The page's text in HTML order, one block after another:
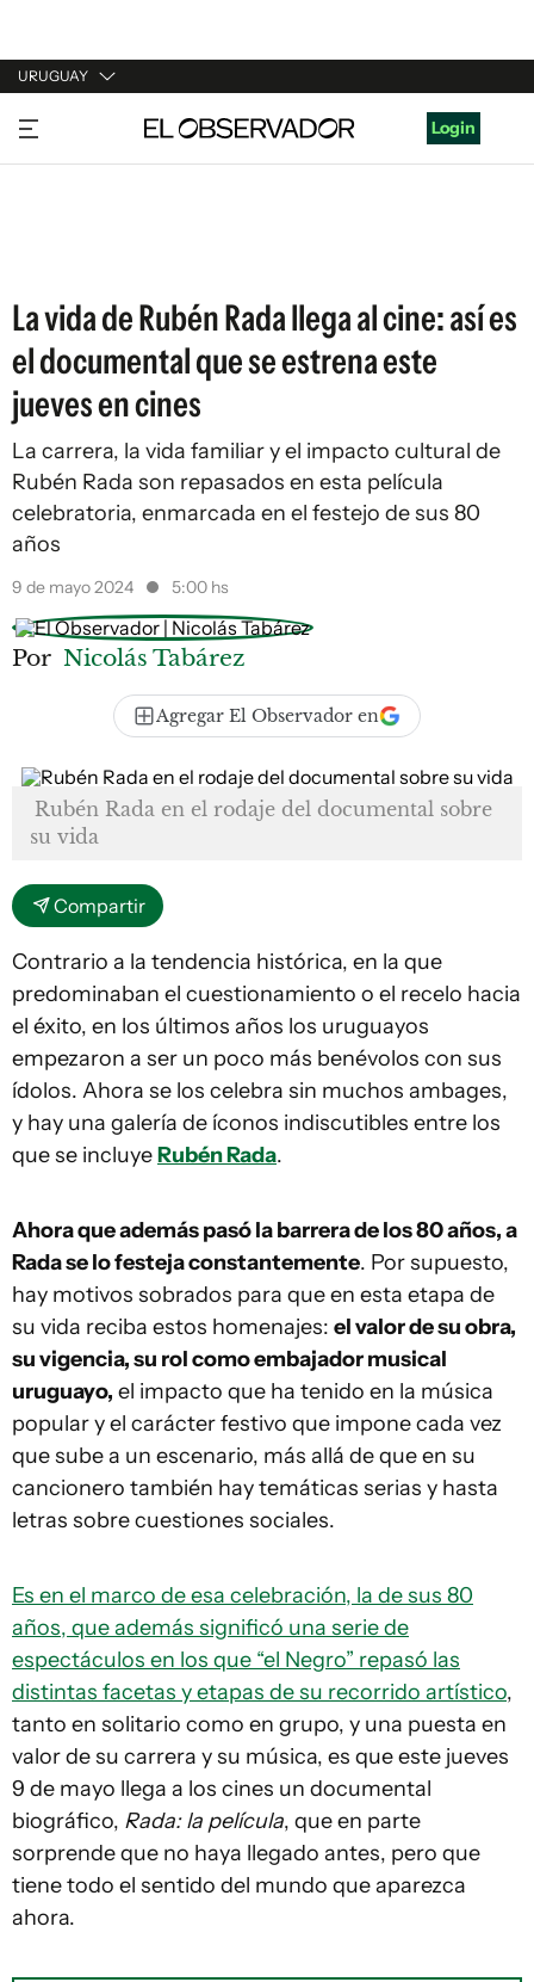
URUGUAY
URUGUAY
ARGENTINA
Login
La vida de Rubén Rada llega al cine: así es
el documental que se estrena este
jueves en cines
La carrera, la vida familiar y el impacto cultural de
Rubén Rada son repasados en esta película
celebratoria, enmarcada en el festejo de sus 80
años
9 de mayo 2024 5:00 hs
Por Nicolás Tabárez
Agregar El Observador en
Rubén Rada en el rodaje del documental sobre
su vida
Compartir
Contrario a la tendencia histórica, en la que
predominaban el cuestionamiento o el recelo hacia
el éxito, en los últimos años los uruguayos
empezaron a ser un poco más benévolos con sus
ídolos. Ahora se los celebra sin muchos ambages,
y hay una galería de íconos indiscutibles entre los
que se incluyeRubén Rada.
Ahora que además pasó la barrera de los 80 años, a
Rada se lo festeja constantemente. Por supuesto,
hay motivos sobrados para que en esta etapa de
su vida reciba estos homenajes: el valor de su obra,
su vigencia, su rol como embajador musical
uruguayo, el impacto que ha tenido en la música
popular y el carácter festivo que impone cada vez
que sube a un escenario, más allá de que en su
cancionero también hay temáticas serias y hasta
letras sobre cuestiones sociales.
Es en el marco de esa celebración, la de sus 80
años, que además significó una serie de
espectáculos en los que “el Negro” repasó las
distintas facetas y etapas de su recorrido artístico,
tanto en solitario como en grupo, y una puesta en
valor de su carrera y su música, es que este jueves
9 de mayo llega a los cines un documental
biográfico, Rada: la película, que en parte
sorprende que no haya llegado antes, pero que
tiene todo el sentido del mundo que aparezca
ahora.